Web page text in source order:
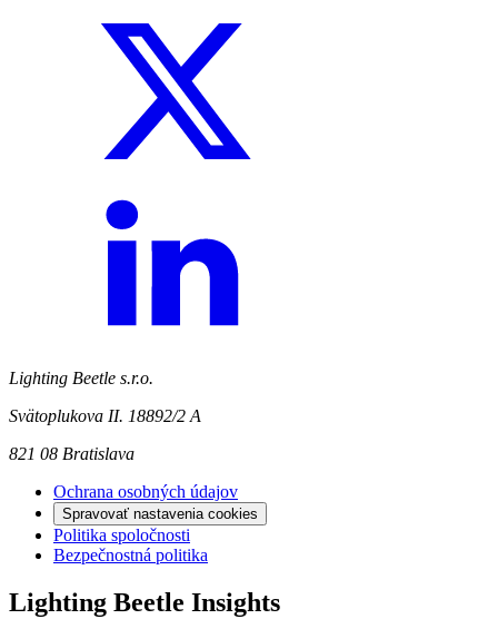
Lighting Beetle s.r.o.
Svätoplukova II. 18892/2 A
821 08 Bratislava
Ochrana osobných údajov
Spravovať nastavenia cookies
Politika spoločnosti
Bezpečnostná politika
Lighting Beetle Insights